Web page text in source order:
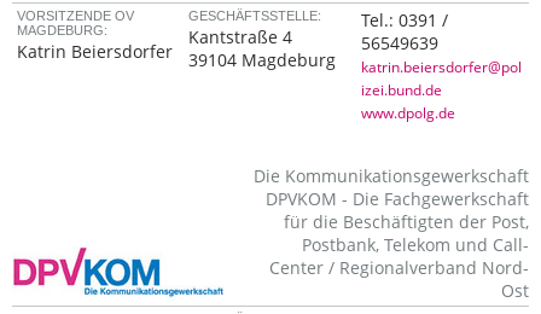
VORSITZENDE OV
MAGDEBURG:
Katrin Beiersdorfer
GESCHÄFTSSTELLE:
Kantstraße 4
39104 Magdeburg
Tel.:0391 /
56549639
katrin.beiersdorfer@pol
izei.bund.de
www.dpolg.de
Die Kommunikationsgewerkschaft
DPVKOM - Die Fachgewerkschaft
für die Beschäftigten der Post,
Postbank, Telekom und Call-
Center / Regionalverband Nord-
Ost